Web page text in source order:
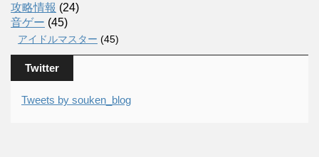
攻略情報 (24)
音ゲー (45)
アイドルマスター (45)
Twitter
Tweets by souken_blog